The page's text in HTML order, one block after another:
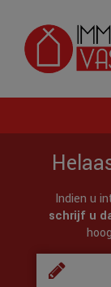
Indien u
schrijf u